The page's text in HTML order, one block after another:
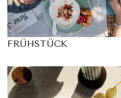
FRÜHSTÜCK